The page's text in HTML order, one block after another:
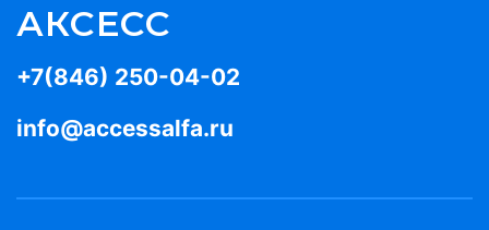
+7(846) 250-04-02
info@accessalfa.ru
АКСЕСС